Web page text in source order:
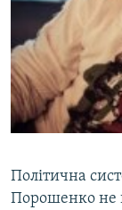
Політична
Порошенко не